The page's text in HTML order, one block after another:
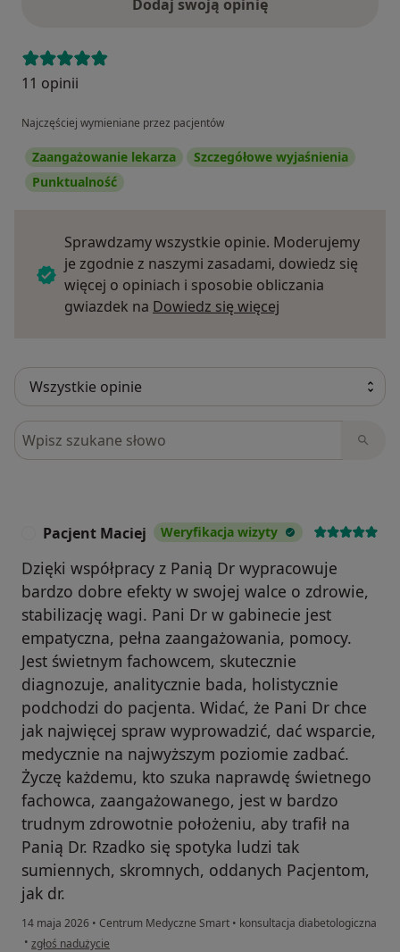
Dodaj swoją opinię
11 opinii
Najczęściej wymieniane przez pacjentów
Zaangażowanie lekarza
Szczegółowe wyjaśnienia
Punktualność
Sprawdzamy wszystkie opinie. Moderujemy
je zgodnie z naszymi zasadami, dowiedz się
więcej o opiniach i sposobie obliczania
gwiazdek na Dowiedz się więcej
Szukaj w opiniach
Pacjent Maciej Weryfikacja wizyty
Dzięki współpracy z Panią Dr wypracowuje
bardzo dobre efekty w swojej walce o zdrowie,
stabilizację wagi. Pani Dr w gabinecie jest
empatyczna, pełna zaangażowania, pomocy.
Jest świetnym fachowcem, skutecznie
diagnozuje, analitycznie bada, holistycznie
podchodzi do pacjenta. Widać, że Pani Dr chce
jak najwięcej spraw wyprowadzić, dać wsparcie,
medycznie na najwyższym poziomie zadbać.
Życzę każdemu, kto szuka naprawdę świetnego
fachowca, zaangażowanego, jest w bardzo
trudnym zdrowotnie położeniu, aby trafił na
Panią Dr. Rzadko się spotyka ludzi tak
sumiennych, skromnych, oddanych Pacjentom,
jak dr.
14 maja 2026 • Centrum Medyczne Smart • konsultacja diabetologiczna
• w opinii użytkownika Pacjent Maciej
zgłoś nadużycie